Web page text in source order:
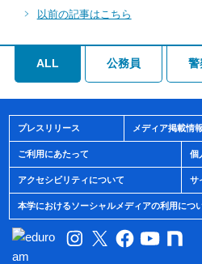
以前の記事はこちら
ALL 公務員 警
プレスリリース メディア掲載情報
ご利用にあたって 個
アクセシビリティについて サ
本学におけるソーシャルメディアの利用につ